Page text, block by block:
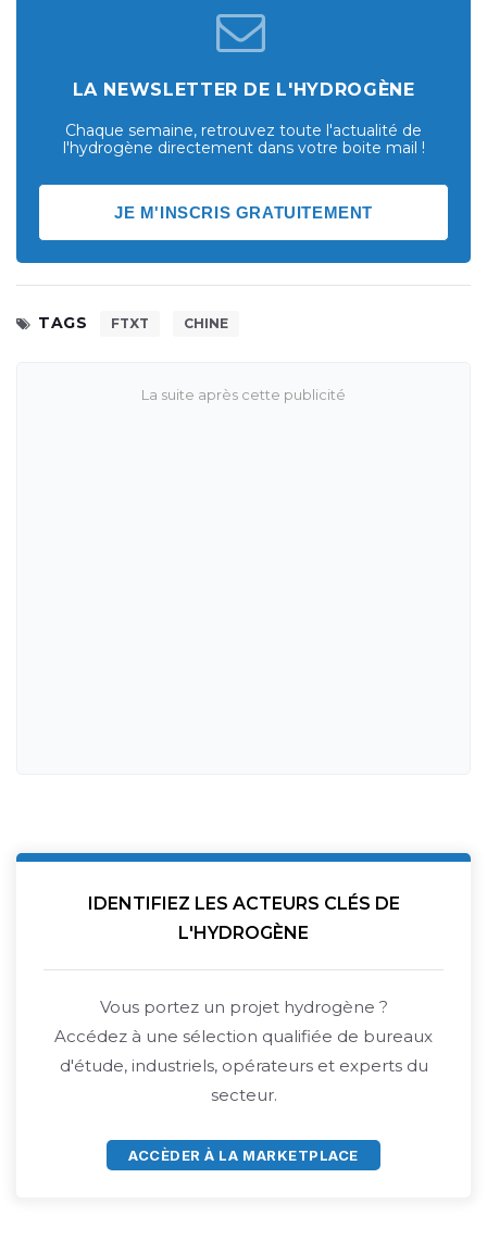
LA NEWSLETTER DE L'HYDROGÈNE
Chaque semaine, retrouvez toute l'actualité de
l'hydrogène directement dans votre boite mail !
JE M'INSCRIS GRATUITEMENT
TAGS FTXT CHINE
IDENTIFIEZ LES ACTEURS CLÉS DE
L'HYDROGÈNE
Vous portez un projet hydrogène ?
Accédez à une sélection qualifiée de bureaux
d'étude, industriels, opérateurs et experts du
secteur.
ACCÈDER À LA MARKETPLACE